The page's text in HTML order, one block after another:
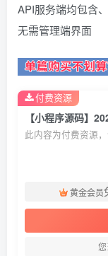
API服务端均包含
无需管理端界面
此内容为付费资源
黄金会员
付费资源